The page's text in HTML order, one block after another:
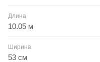
Длина
10.05 м
Ширина
53 см